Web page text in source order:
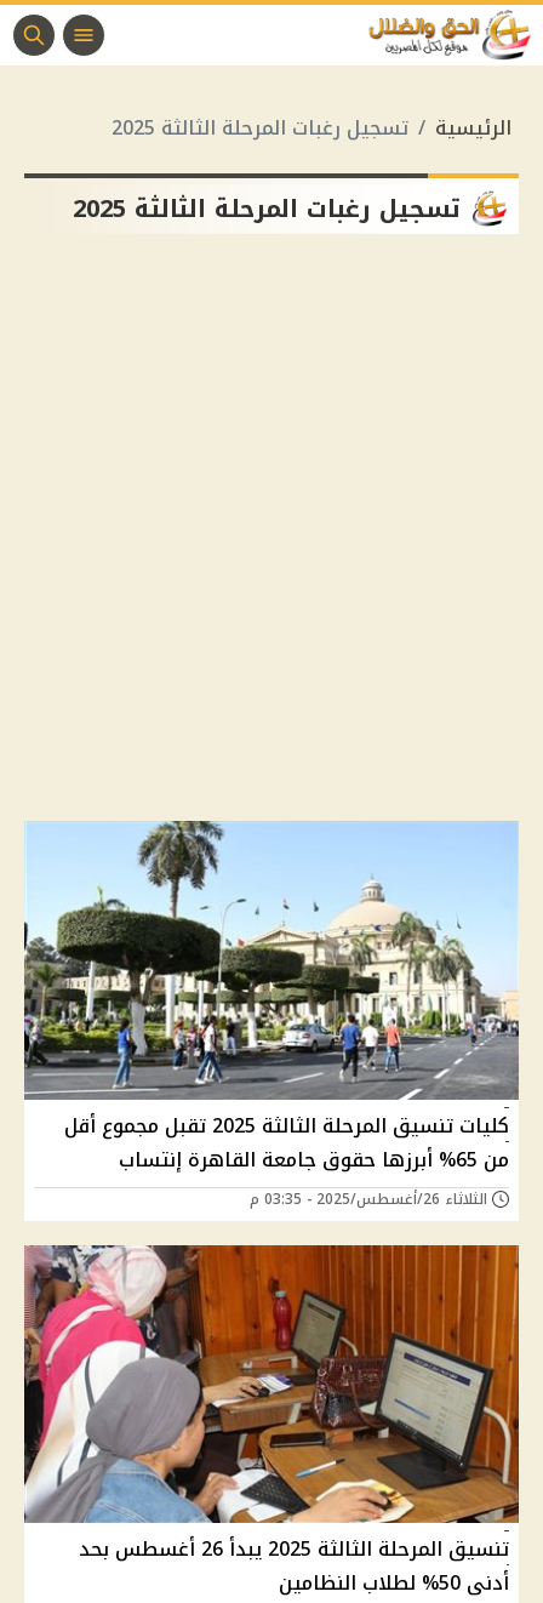
الرئيسية تسجيل رغبات المرحلة الثالثة 2025
تسجيل رغبات المرحلة الثالثة 2025
كليات تنسيق المرحلة الثالثة 2025 تقبل مجموع أقل
من 65% أبرزها حقوق جامعة القاهرة إنتساب
الثلاثاء 26/أغسطس/2025 - 03:35 م
تنسيق المرحلة الثالثة 2025 يبدأ 26 أغسطس بحد
أدنى 50% لطلاب النظامين